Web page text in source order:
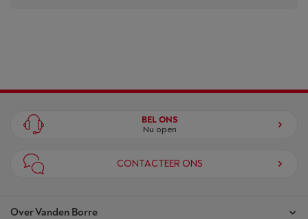
Over Vanden Borre
BEL ONS
Nu open
CONTACTEER ONS